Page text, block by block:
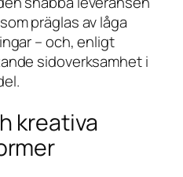
präglas av låga
– och, enligt
sido­verksamhet i
kreativa